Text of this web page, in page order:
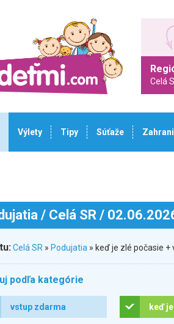
Celá
Výlety Tipy Súťaže
/ Celá SR /
Celá SR » Podujatia » keď je zlé počasie
podľa kategórie
vstup zdarma keď